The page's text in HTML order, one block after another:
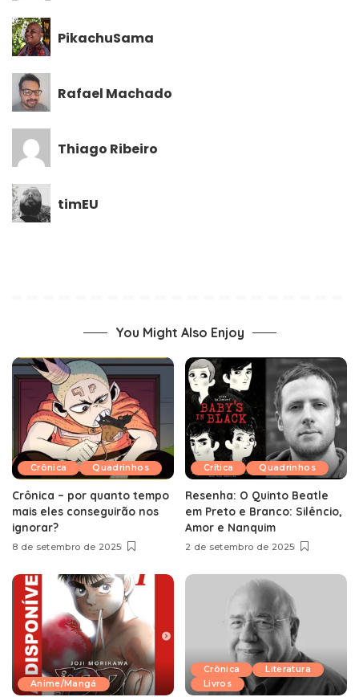
PikachuSama
Rafael Machado
Thiago Ribeiro
timEU
You Might Also Enjoy
Crônica Quadrinhos
Crônica – por quanto tempo
mais eles conseguirão nos
ignorar?
8 de setembro de 2025
Crítica Quadrinhos
Resenha: O Quinto Beatle
em Preto e Branco: Silêncio,
Amor e Nanquim
2 de setembro de 2025
Anime/Mangá
Crônica
Literatura
Livros